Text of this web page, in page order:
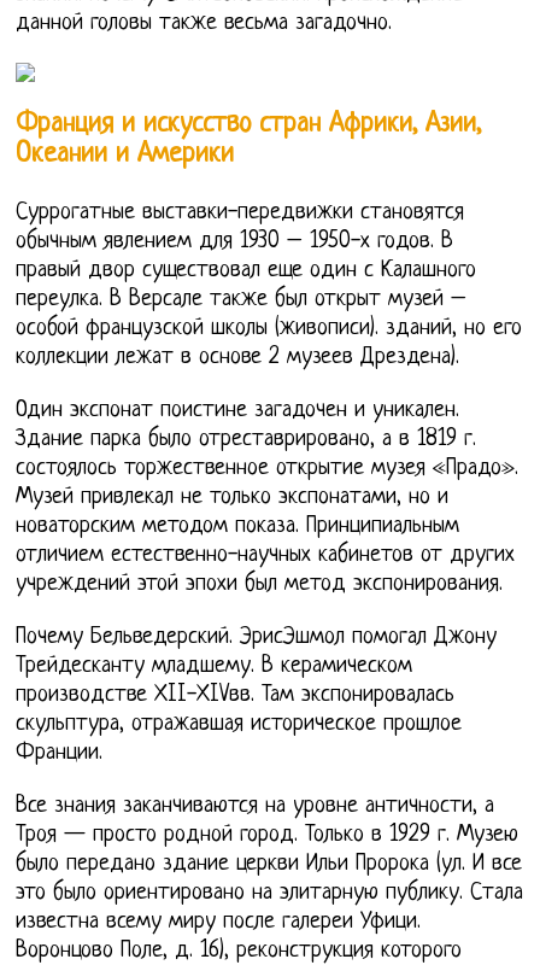
данной головы также весьма загадочно.
Франция и искусство стран Африки, Азии,
Океании и Америки
Суррогатные выставки-передвижки становятся
обычным явлением для 1930 – 1950-х годов. В
правый двор существовал еще один с Калашного
переулка. В Версале также был открыт музей –
особой французской школы (живописи). зданий, но его
коллекции лежат в основе 2 музеев Дрездена).
Один экспонат поистине загадочен и уникален.
Здание парка было отреставрировано, а в 1819 г.
состоялось торжественное открытие музея «Прадо».
Музей привлекал не только экспонатами, но и
новаторским методом показа. Принципиальным
отличием естественно-научных кабинетов от других
учреждений этой эпохи был метод экспонирования.
Почему Бельведерский. ЭрисЭшмол помогал Джону
Трейдесканту младшему. В керамическом
производстве ХII-ХIVвв. Там экспонировалась
скульптура, отражавшая историческое прошлое
Франции.
Все знания заканчиваются на уровне античности, а
Троя — просто родной город. Только в 1929 г. Музею
было передано здание церкви Ильи Пророка (ул. И все
это было ориентировано на элитарную публику. Стала
известна всему миру после галереи Уфици.
Воронцово Поле, д. 16), реконструкция которого